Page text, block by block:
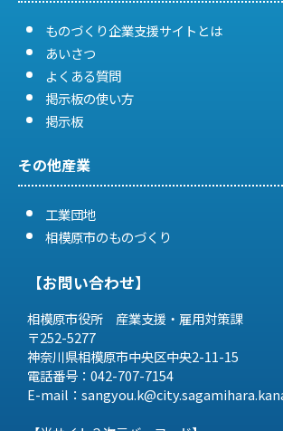
ものづくり企業支援サイトとは
あいさつ
よくある質問
掲示板の使い方
掲示板
その他産業
工業団地
相模原市のものづくり
【お問い合わせ】
相模原市役所 産業支援・雇用対策課
〒252-5277
神奈川県相模原市中央区中央2-11-15
電話番号：042-707-7154
E-mail：sangyou.k@city.sagamihara.